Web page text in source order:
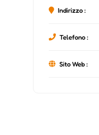
Indirizzo :
Telefono :
Sito Web :